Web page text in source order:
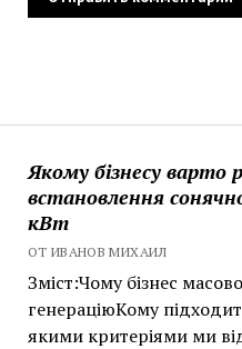
Якому бізнесу варто
встановлення
кВт
ОТ ИВАНОВ МИХАИЛ
Зміст:Чому бізнес
генераціюКому
якими критеріями ми